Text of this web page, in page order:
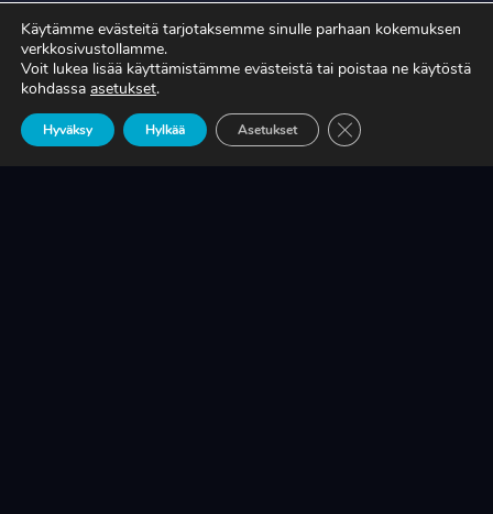
TIEDÄTKÖ, MITÄ TUOTANTONNE OIKEASTI
MAKSAA?
LUE LISÄÄ
Käytämme evästeitä tarjotaksemme sinulle parhaan kokemuksen
verkkosivustollamme.
Voit lukea lisää käyttämistämme evästeistä tai poistaa ne käytöstä
kohdassa asetukset.
Hyväksy Hylkää Asetukset Sulje evästebanneri